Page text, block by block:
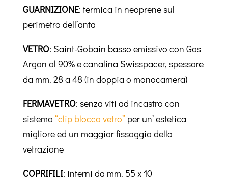
GUARNIZIONE: termica in neoprene sul
perimetro dell’anta
VETRO: Saint-Gobain basso emissivo con Gas
Argon al 90% e canalina Swisspacer, spessore
da mm. 28 a 48 (in doppia o monocamera)
FERMAVETRO: senza viti ad incastro con
sistema “clip blocca vetro” per un’ estetica
migliore ed un maggior fissaggio della
vetrazione
COPRIFILI: interni da mm. 55 x 10